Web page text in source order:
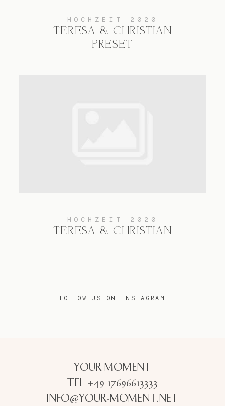
HOCHZEIT 2020
TERESA & CHRISTIAN
PRESET
HOCHZEIT 2020
TERESA & CHRISTIAN
FOLLOW US ON INSTAGRAM
YOUR MOMENT
TEL +49 17696613333
INFO@YOUR-MOMENT.NET